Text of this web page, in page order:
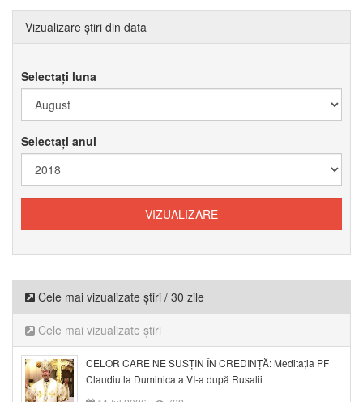
Vizualizare știri din data
Selectați luna
Selectați anul
Cele mai vizualizate știri / 30 zile
Cele mai vizualizate știri
CELOR CARE NE SUSȚIN ÎN CREDINȚĂ: Meditația PF
Claudiu la Duminica a VI-a după Rusalii